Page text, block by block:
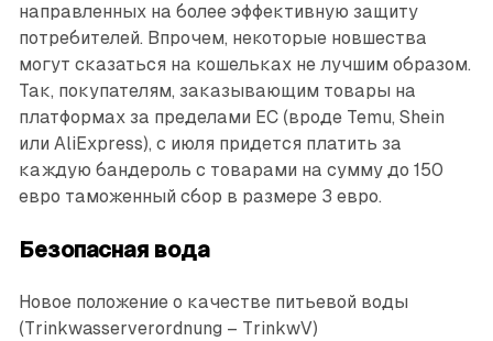
направленных на более эффективную защиту
потребителей. Впрочем, некоторые новшества
могут сказаться на кошельках не лучшим образом.
Так, покупателям, заказывающим товары на
платформах за пределами ЕС (вроде Temu, Shein
или AliExpress), с июля придется платить за
каждую бандероль с товарами на сумму до 150
евро ­таможенный сбор в размере 3 евро.
Безопасная вода
Новое положение о качестве питьевой воды
(Trinkwasserverordnung – TrinkwV)